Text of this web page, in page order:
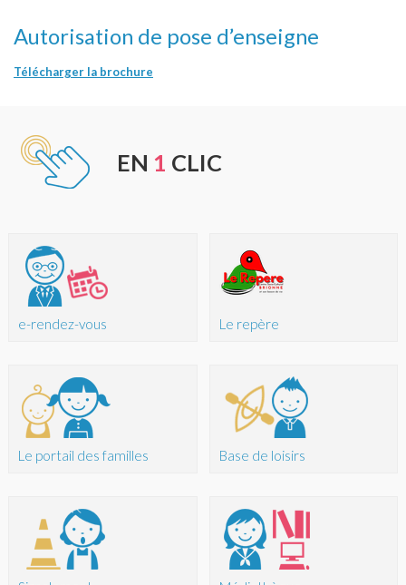
Autorisation de pose d’enseigne
Télécharger la brochure
EN 1 CLIC
e-rendez-vous
Le portail des familles
Le repère
Base de loisirs